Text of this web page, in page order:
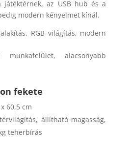
játéktérnek, az USB hub és a
modern kényelmet kínál.
RGB világítás, modern
alacsonyabb
fekete
60,5 cm
állítható magasság,
teherbírás